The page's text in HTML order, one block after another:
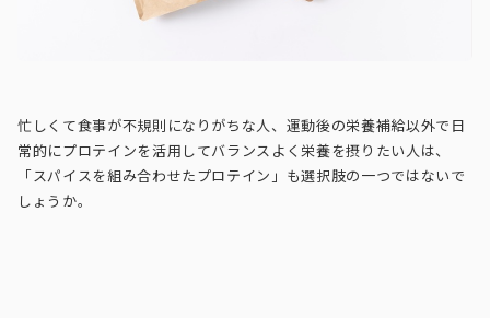
忙しくて食事が不規則になりがちな人、運動後の栄養補給以外で日
常的にプロテインを活用してバランスよく栄養を摂りたい人は、
「スパイスを組み合わせたプロテイン」も選択肢の一つではないで
しょうか。